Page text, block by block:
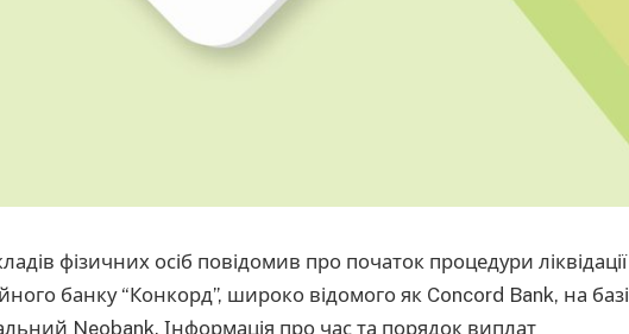
фізичних осіб повідомив про початок процедури ліквідації
банку “Конкорд”, широко відомого як Concord Bank, на базі
Neobank. Інформація про час та порядок виплат